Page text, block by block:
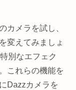
カメラを試し、
変えてみましょ
別なエフェク
これらの機能を
Dazzカメラを